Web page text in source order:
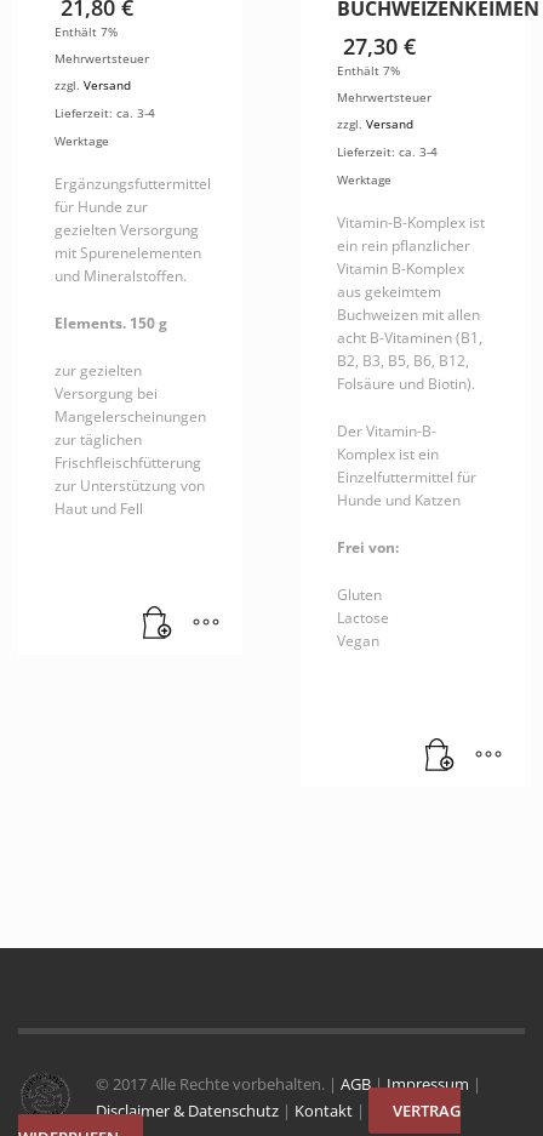
21,80 €
Enthält 7%
Mehrwertsteuer
zzgl. Versand
Lieferzeit: ca. 3-4
Werktage
Ergänzungsfuttermittel
für Hunde zur
gezielten Versorgung
mit Spurenelementen
und Mineralstoffen.
Elements. 150 g
zur gezielten
Versorgung bei
Mangelerscheinungen
zur täglichen
Frischfleischfütterung
zur Unterstützung von
Haut und Fell
BUCHWEIZENKEIMEN
27,30 €
Enthält 7%
Mehrwertsteuer
zzgl. Versand
Lieferzeit: ca. 3-4
Werktage
Vitamin-B-Komplex ist
ein rein pflanzlicher
Vitamin B-Komplex
aus gekeimtem
Buchweizen mit allen
acht B-Vitaminen (B1,
B2, B3, B5, B6, B12,
Folsäure und Biotin).
Der Vitamin-B-
Komplex ist ein
Einzelfuttermittel für
Hunde und Katzen
Frei von:
Gluten
Lactose
Vegan
© 2017 Alle Rechte vorbehalten. | AGB|Impressum |
Disclaimer & Datenschutz | Kontakt |
VERTRAG